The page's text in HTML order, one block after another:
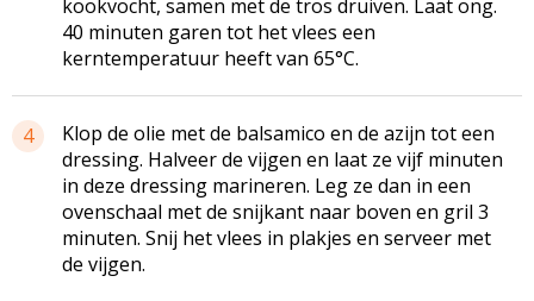
kookvocht, samen met de tros druiven. Laat ong.
40 minuten garen tot het vlees een
kerntemperatuur heeft van 65°C.
4
Klop de olie met de balsamico en de azijn tot een
dressing. Halveer de vijgen en laat ze vijf minuten
in deze dressing marineren. Leg ze dan in een
ovenschaal met de snijkant naar boven en gril 3
minuten. Snij het vlees in plakjes en serveer met
de vijgen.